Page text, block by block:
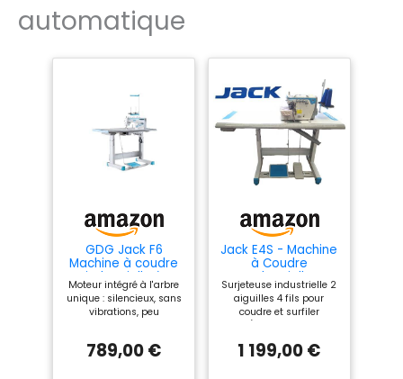
automatique
GDG Jack F6
Machine à coudre
industrielle à
aiguille unique -
Système AMH1 KI -
Fortress Electric
points/min - Tissus
légers à lourds
Moteur intégré à l'arbre
unique : silencieux, sans
vibrations, peu
avec veille automatique
789,00 €
Jack E4S - Machine
à Coudre
Industrielle
Overlock 4 Fils
avec Moteur
Silencieux à
- Idéale pour
Tissus Légers à
Surjeteuse industrielle 2
aiguilles 4 fils pour
coudre et surfiler
léger/moyen. Sélecteur
il est possible de
1 199,00 €